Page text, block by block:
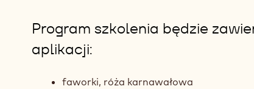
Program szkolenia będzie
aplikacji:
faworki, róża karnawałowa